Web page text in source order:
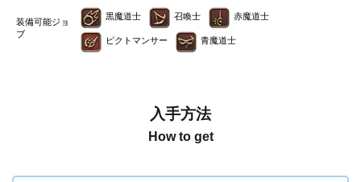
装備可能ジョ
ブ
黒魔道士 召喚士 赤魔道士
ピクトマンサー 青魔道士
入手方法
How to get